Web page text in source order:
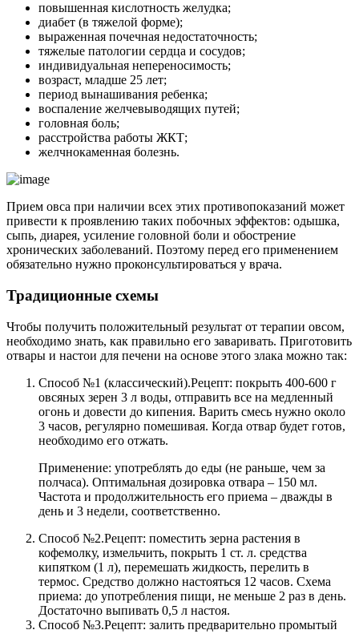
повышенная кислотность желудка;
диабет (в тяжелой форме);
выраженная почечная недостаточность;
тяжелые патологии сердца и сосудов;
индивидуальная непереносимость;
возраст, младше 25 лет;
период вынашивания ребенка;
воспаление желчевыводящих путей;
головная боль;
расстройства работы ЖКТ;
желчнокаменная болезнь.
Прием овса при наличии всех этих противопоказаний может
привести к проявлению таких побочных эффектов: одышка,
сыпь, диарея, усиление головной боли и обострение
хронических заболеваний. Поэтому перед его применением
обязательно нужно проконсультироваться у врача.
Традиционные схемы
Чтобы получить положительный результат от терапии овсом,
необходимо знать, как правильно его заваривать. Приготовить
отвары и настои для печени на основе этого злака можно так:
Способ №1 (классический).Рецепт: покрыть 400-600 г
овсяных зерен 3 л воды, отправить все на медленный
огонь и довести до кипения. Варить смесь нужно около
3 часов, регулярно помешивая. Когда отвар будет готов,
необходимо его отжать.
Применение: употреблять до еды (не раньше, чем за
полчаса). Оптимальная дозировка отвара – 150 мл.
Частота и продолжительность его приема – дважды в
день и 3 недели, соответственно.
Способ №2.Рецепт: поместить зерна растения в
кофемолку, измельчить, покрыть 1 ст. л. средства
кипятком (1 л), перемешать жидкость, перелить в
термос. Средство должно настояться 12 часов. Схема
приема: до употребления пищи, не меньше 2 раз в день.
Достаточно выпивать 0,5 л настоя.
Способ №3.Рецепт: залить предварительно промытый